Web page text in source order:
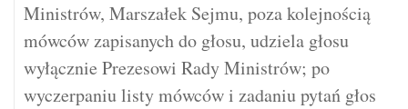
Ministrów, Marszałek Sejmu, poza kolejnością
mówców zapisanych do głosu, udziela głosu
wyłącznie Prezesowi Rady Ministrów; po
wyczerpaniu listy mówców i zadaniu pytań głos